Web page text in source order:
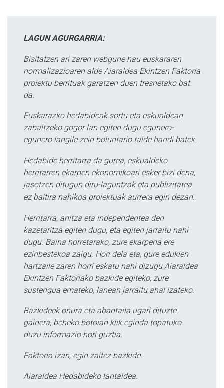
LAGUN AGURGARRIA:
Bisitatzen ari zaren webgune hau euskararen
normalizazioaren alde Aiaraldea Ekintzen Faktoria
proiektu berrituak garatzen duen tresnetako bat
da.
Euskarazko hedabideak sortu eta eskualdean
zabaltzeko gogor lan egiten dugu egunero-
egunero langile zein boluntario talde handi batek.
Hedabide herritarra da gurea, eskualdeko
herritarren ekarpen ekonomikoari esker bizi dena,
jasotzen ditugun diru-laguntzak eta publizitatea
ez baitira nahikoa proiektuak aurrera egin dezan.
Herritarra, anitza eta independentea den
kazetaritza egiten dugu, eta egiten jarraitu nahi
dugu. Baina horretarako, zure ekarpena ere
ezinbestekoa zaigu. Hori dela eta, gure edukien
hartzaile zaren horri eskatu nahi dizugu Aiaraldea
Ekintzen Faktoriako bazkide egiteko, zure
sustengua emateko, lanean jarraitu ahal izateko.
Bazkideek onura eta abantaila ugari dituzte
gainera, beheko botoian klik eginda topatuko
duzu informazio hori guztia.
Faktoria izan, egin zaitez bazkide.
Aiaraldea Hedabideko lantaldea.